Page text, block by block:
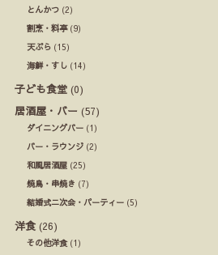
とんかつ (2)
割烹・料亭(9)
天ぷら (15)
海鮮・すし (14)
子ども食堂 (0)
居酒屋・バー (57)
ダイニングバー (1)
バー・ラウンジ (2)
和風居酒屋 (25)
焼鳥・串焼き (7)
結婚式ニ次会・パーティー (5)
洋食 (26)
その他洋食(1)